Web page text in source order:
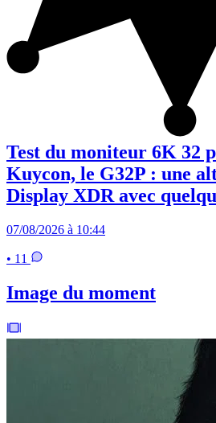
Test du moniteur 6K 32
Kuycon, le G32P : une
Display XDR avec
07/08/2026 à 10:44
• 11
Image du moment